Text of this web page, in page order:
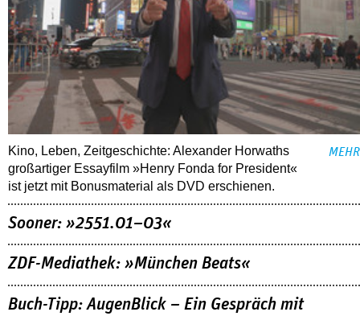
Kino, Leben, Zeitgeschichte: Alexander Horwaths
großartiger Essayfilm »Henry Fonda for President«
ist jetzt mit Bonusmaterial als DVD erschienen.
MEHR
Sooner: »2551.01–03«
ZDF-Mediathek: »München Beats«
Buch-Tipp: AugenBlick – Ein Gespräch mit